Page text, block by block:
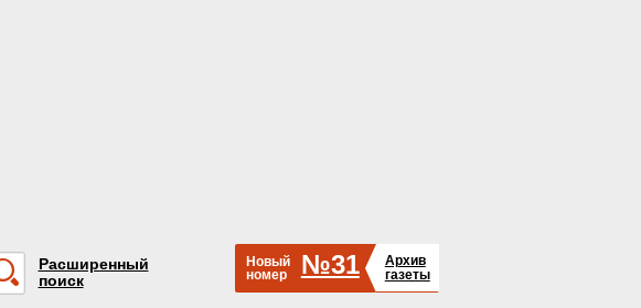
Расширенный
поиск
Новый
номер
№31
Архив
газеты